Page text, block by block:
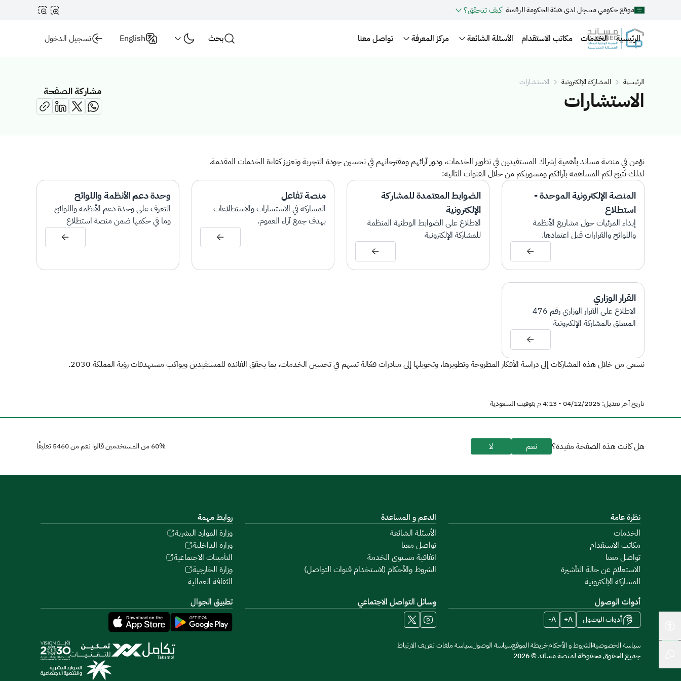
موقع حكومي مسجل لدى هيئة الحكومة الرقمية كيف تتحقق؟
بحث English تسجيل الدخول الرئيسية الخدمات مكاتب الاستقدام الأسئلة الشائعة مركز المعرفة تواصل معنا
الرئيسية المشاركة الإلكترونية الاستشارات
الاستشارات مشاركة الصفحة
نؤمن في منصة مساند بأهمية إشراك المستفيدين في تطوير الخدمات، ودور آرائهم ومقترحاتهم في تحسين جودة التجربة وتعزيز كفاءة الخدمات المقدمة.
لذلك نُتيح لكم المساهمة بآرائكم ومشورتكم من خلال القنوات التالية:
المنصة الإلكترونية الموحدة -
استطلاع
إبداء المرئيات حول مشاريع الأنظمة
واللوائح والقرارات قبل اعتمادها.
الضوابط المعتمدة للمشاركة
الإلكترونية
الاطلاع على الضوابط الوطنية المنظمة
للمشاركة الإلكترونية
منصة تفاعل
المشاركة في الاستشارات والاستطلاعات
بهدف جمع آراء العموم.
وحدة دعم الأنظمة واللوائح
التعرف على وحدة دعم الأنظمة واللوائح
وما في حكمها ضمن منصة استطلاع
القرار الوزاري
الاطلاع على القرار الوزاري رقم 476
المتعلق بالمشاركة الإلكترونية
نسعى من خلال هذه المشاركات إلى دراسة الأفكار المطروحة وتطويرها، وتحويلها إلى مبادرات فعّالة تسهم في تحسين الخدمات، بما يحقق الفائدة للمستفيدين ويواكب مستهدفات رؤية المملكة 2030.
تاريخ آخر تعديل: 04/12/2025 - 4:13 م بتوقيت السعودية
هل كانت هذه الصفحة مفيدة؟ نعم لا 60% من المستخدمين قالوا نعم من 5460 تعليقًا
نظرة عامة
الخدمات
مكاتب الاستقدام
تواصل معنا
الاستعلام عن حالة التأشيرة
المشاركة الإلكترونية
الدعم و المساعدة
الأسئلة الشائعة
تواصل معنا
اتفاقية مستوى الخدمة
الشروط والأحكام (لاستخدام قنوات التواصل)
روابط مهمة
وزارة الموارد البشرية
وزارة الداخلية
التأمينات الاجتماعية
وزارة الخارجية
الثقافة العمالية
أدوات الوصول
أدوات الوصول A+
A-
وسائل التواصل الاجتماعي تطبيق الجوال
سياسة الخصوصيةالشروط و الأحكامخريطة الموقعسياسة الوصولسياسة ملفات تعريف الارتباط
جميع الحقوق محفوظة لمنصة مساند © 2026
أدوات إمكانية الوصول